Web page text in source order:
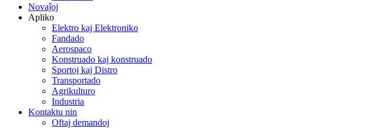
Novaĵoj
Apliko
Elektro kaj Elektroniko
Fandado
Aerospaco
Konstruado kaj konstruado
Sportoj kaj Distro
Transportado
Agrikulturo
Industria
Kontaktu nin
Oftaj demandoj